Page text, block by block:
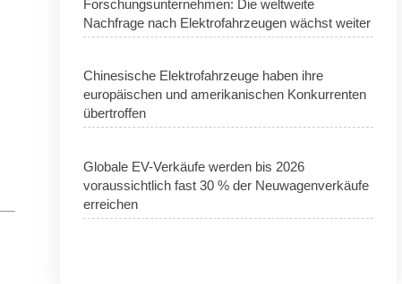
Forschungsunternehmen: Die weltweite
Nachfrage nach Elektrofahrzeugen wächst weiter
Chinesische Elektrofahrzeuge haben ihre
europäischen und amerikanischen Konkurrenten
übertroffen
Globale EV-Verkäufe werden bis 2026
voraussichtlich fast 30 % der Neuwagenverkäufe
erreichen